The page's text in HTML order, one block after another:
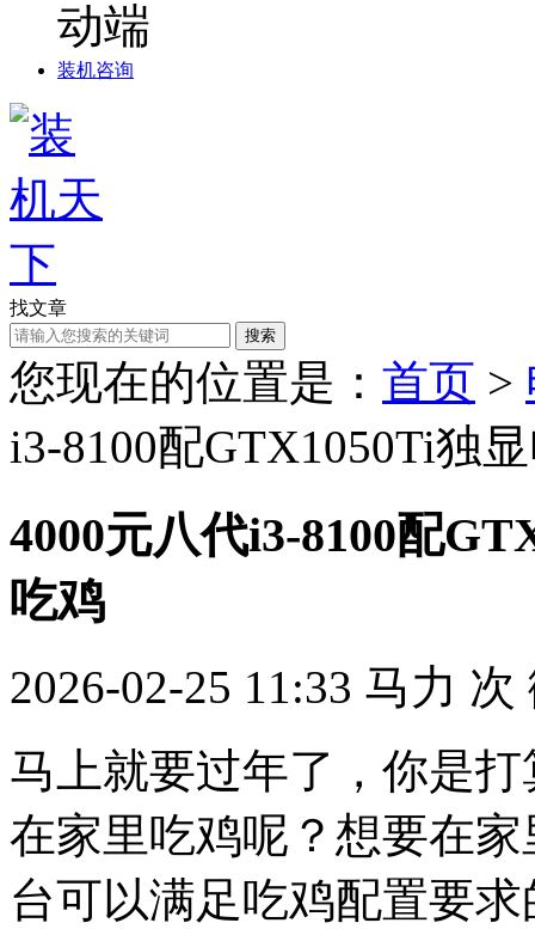
装机咨询
找文章
搜索
您现在的位置是： 首页 >
i3-8100配GTX1050Ti独
4000元八代i3-8100配
吃鸡
2026-02-25 11:33 马力 次
马上就要过年了，你是
在家里吃鸡呢？想要在
台可以满足吃鸡配置要